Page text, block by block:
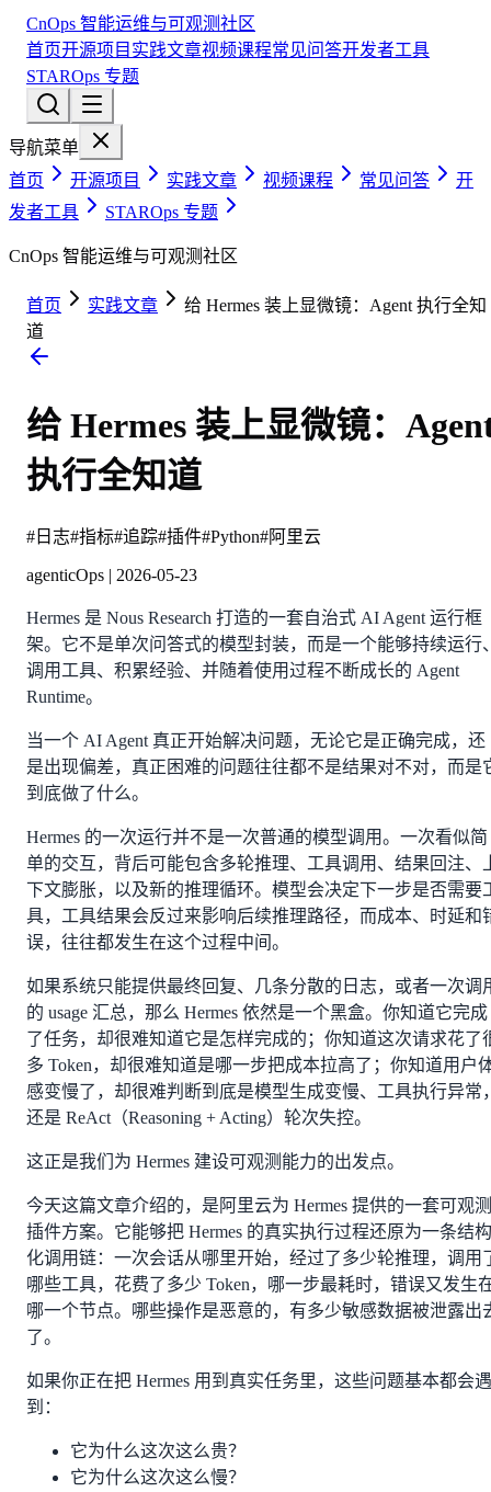
CnOps 智能运维与可观测社区
首页开源项目 实践文章视频课程常见问答开发者工具
STAROps 专题
导航菜单
首页
开源项目 实践文章 视频课程 常见问答
开
发者工具
STAROps 专题
CnOps 智能运维与可观测社区
首页 实践文章
给 Hermes 装上显微镜：Agent 执行全知
道
给 Hermes 装上显微镜：
执行全知道
# 日志#指标#追踪#插件#Python#阿里云
agenticOps | 2026-05-23
Hermes 是 Nous Research 打造的一套自治式 AI Agent 运行框
架。它不是单次问答式的模型封装，而是一个能够持续运行
调用工具、积累经验、并随着使用过程不断成长的 Agent
Runtime。
当一个 AI Agent 真正开始解决问题，无论它是正确完成，还
是出现偏差，真正困难的问题往往都不是结果对不对，而是
到底做了什么。
Hermes 的一次运行并不是一次普通的模型调用。一次看似简
单的交互，背后可能包含多轮推理、工具调用、结果回注、
下文膨胀，以及新的推理循环。模型会决定下一步是否需要
具，工具结果会反过来影响后续推理路径，而成本、时延和
误，往往都发生在这个过程中间。
如果系统只能提供最终回复、几条分散的日志，或者一次调
的 usage 汇总，那么 Hermes 依然是一个黑盒。你知道它完成
了任务，却很难知道它是怎样完成的；你知道这次请求花了
多 Token，却很难知道是哪一步把成本拉高了；你知道用户
感变慢了，却很难判断到底是模型生成变慢、工具执行异常
还是 ReAct（Reasoning + Acting）轮次失控。
这正是我们为 Hermes 建设可观测能力的出发点。
今天这篇文章介绍的，是阿里云为 Hermes 提供的一套可观测
插件方案。它能够把 Hermes 的真实执行过程还原为一条结构
化调用链：一次会话从哪里开始，经过了多少轮推理，调用
哪些工具，花费了多少 Token，哪一步最耗时，错误又发生
哪一个节点。哪些操作是恶意的，有多少敏感数据被泄露出
了。
如果你正在把 Hermes 用到真实任务里，这些问题基本都会遇
到：
它为什么这次这么贵？
它为什么这次这么慢？